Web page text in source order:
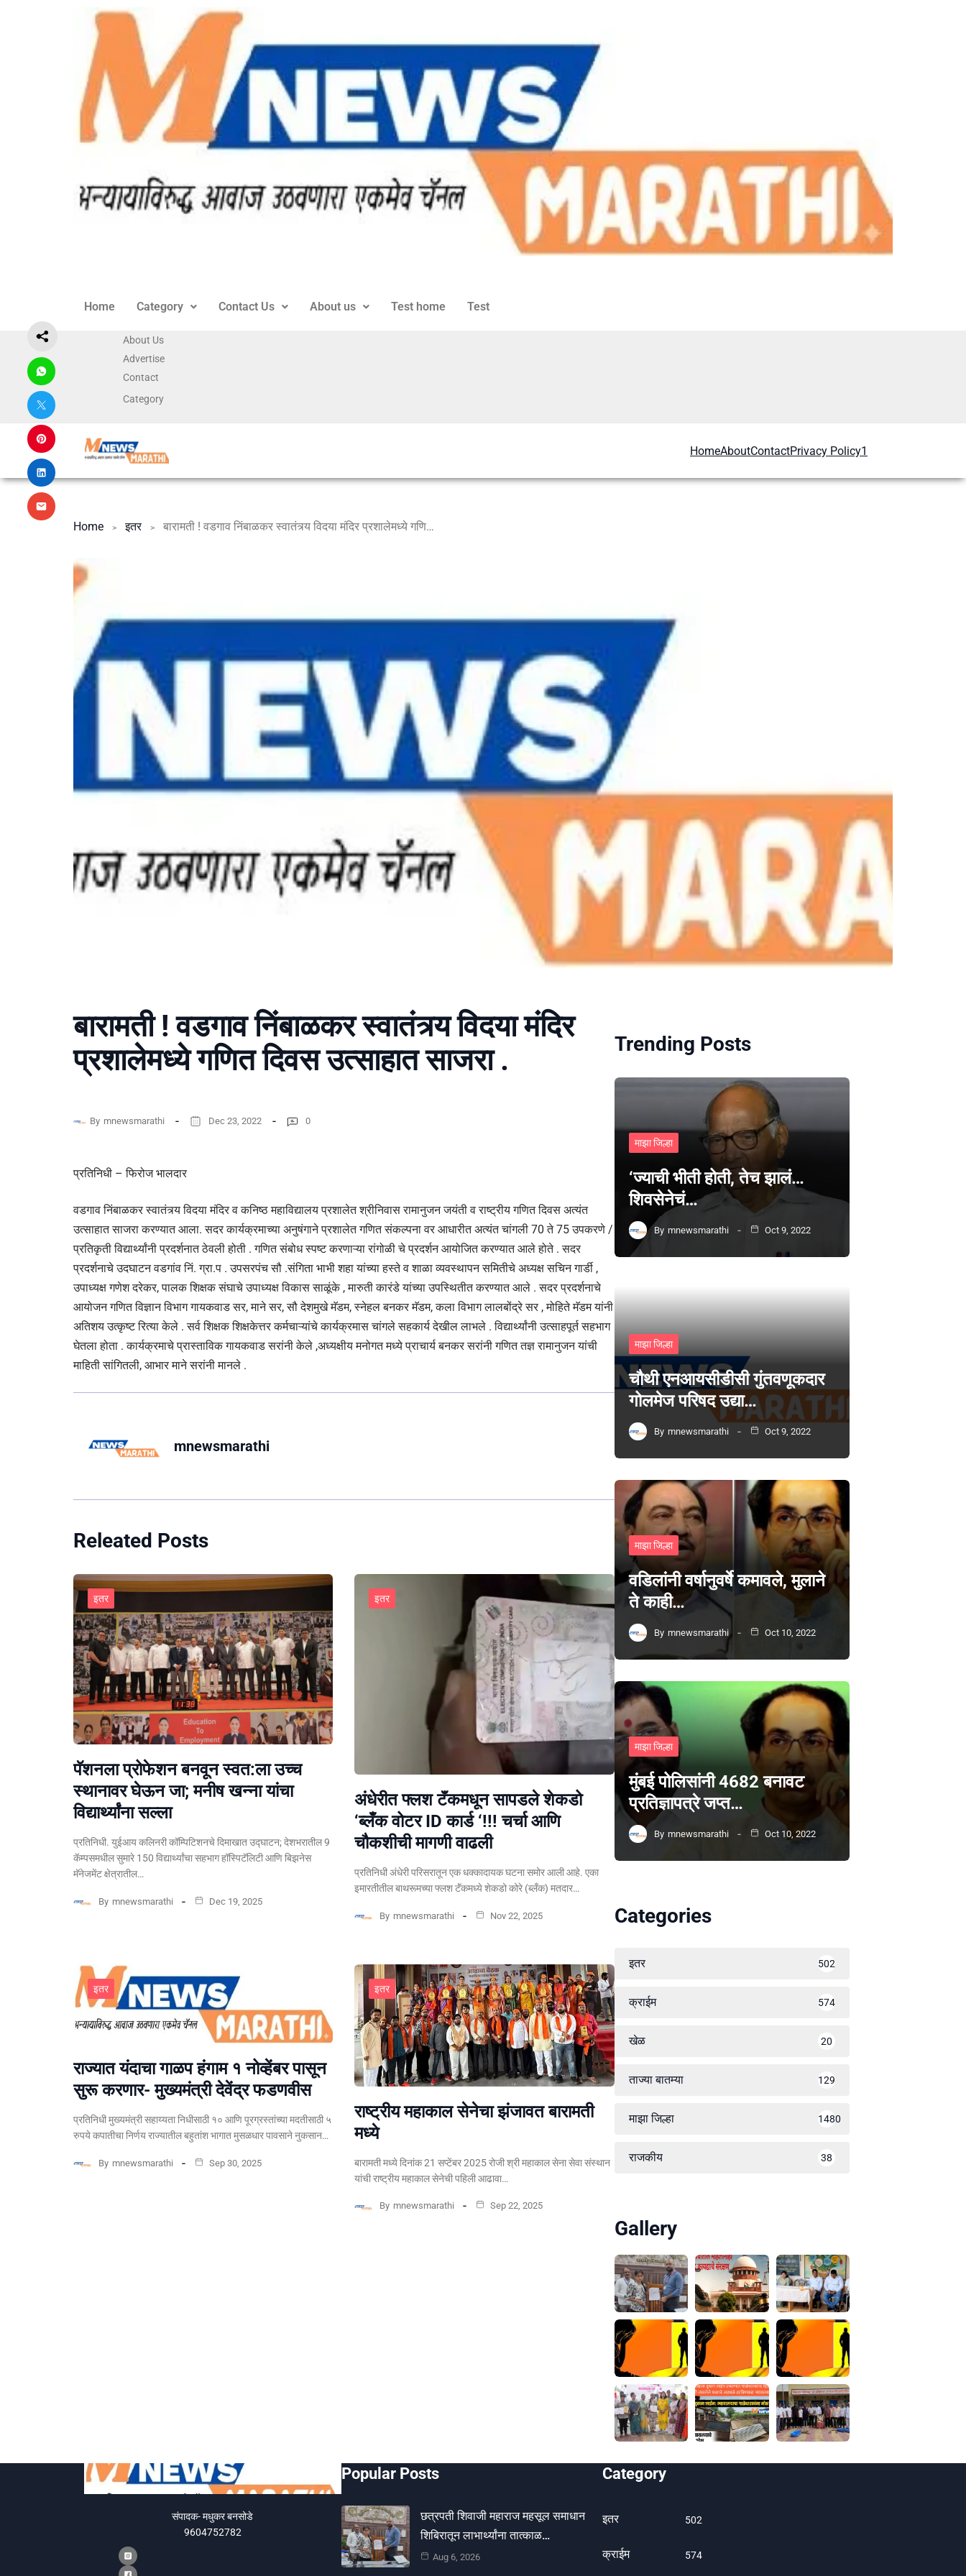
Home Category Contact Us About us Test home Test
About Us
Advertise
Contact
Category
HomeAboutContactPrivacy Policy1
Home इतर बारामती ! वडगाव निंबाळकर स्वातंत्र्य विदया मंदिर प्रशालेमध्ये गणित दिवस उत्साहात साजरा .
बारामती ! वडगाव निंबाळकर स्वातंत्र्य विदया मंदिर
प्रशालेमध्ये गणित दिवस उत्साहात साजरा .
By mnewsmarathi Dec 23, 2022 0
प्रतिनिधी – फिरोज भालदार
वडगाव निंबाळकर स्वातंत्र्य विदया मंदिर व कनिष्ठ महाविद्यालय प्रशालेत श्रीनिवास रामानुजन जयंती व राष्ट्रीय गणित दिवस अत्यंत
उत्साहात साजरा करण्यात आला. सदर कार्यक्रमाच्या अनुषंगाने प्रशालेत गणित संकल्पना वर आधारीत अत्यंत चांगली 70 ते 75 उपकरणे /
प्रतिकृती विद्यार्थ्यांनी प्रदर्शनात ठेवली होती . गणित संबोध स्पष्ट करणाऱ्या रांगोळी चे प्रदर्शन आयोजित करण्यात आले होते . सदर
प्रदर्शनाचे उदघाटन वडगांव निं. ग्रा.प . उपसरपंच सौ .संगिता भाभी शहा यांच्या हस्ते व शाळा व्यवस्थापन समितीचे अध्यक्ष सचिन गार्डी ,
उपाध्यक्ष गणेश दरेकर, पालक शिक्षक संघाचे उपाध्यक्ष विकास साळूंके , मारुती कारंडे यांच्या उपस्थितीत करण्यात आले . सदर प्रदर्शनाचे
आयोजन गणित विज्ञान विभाग गायकवाड सर, माने सर, सौ देशमुखे मॅडम, स्नेहल बनकर मॅडम, कला विभाग लालबोंद्रे सर , मोहिते मॅडम यांनी
अतिशय उत्कृष्ट रित्या केले . सर्व शिक्षक शिक्षकेत्तर कर्मचाऱ्यांचे कार्यक्रमास चांगले सहकार्य देखील लाभले . विद्यार्थ्यांनी उत्साहपूर्त सहभाग
घेतला होता . कार्यक्रमाचे प्रास्ताविक गायकवाड सरांनी केले ,अध्यक्षीय मनोगत मध्ये प्राचार्य बनकर सरांनी गणित तज्ञ रामानुजन यांची
माहिती सांगितली, आभार माने सरांनी मानले .
mnewsmarathi
Releated Posts
इतर
पॅशनला प्रोफेशन बनवून स्वत:ला उच्च
स्थानावर घेऊन जा; मनीष खन्ना यांचा
विद्यार्थ्यांना सल्ला
प्रतिनिधी. युईआय कलिनरी कॉम्पिटिशनचे दिमाखात उद्घाटन; देशभरातील 9
कॅम्पसमधील सुमारे 150 विद्यार्थ्यांचा सहभाग हॉस्पिटॅलिटी आणि बिझनेस
मॅनेजमेंट क्षेत्रातील…
By mnewsmarathi Dec 19, 2025
इतर
अंधेरीत फ्लश टॅंकमधून सापडले शेकडो
‘ब्लँक वोटर ID कार्ड ‘!!! चर्चा आणि
चौकशीची मागणी वाढली
प्रतिनिधी अंधेरी परिसरातून एक धक्कादायक घटना समोर आली आहे. एका
इमारतीतील बाथरूमच्या फ्लश टॅंकमध्ये शेकडो कोरे (ब्लँक) मतदार…
By mnewsmarathi Nov 22, 2025
इतर
राज्यात यंदाचा गाळप हंगाम १ नोव्हेंबर पासून
सुरू करणार- मुख्यमंत्री देवेंद्र फडणवीस
प्रतिनिधी मुख्यमंत्री सहाय्यता निधीसाठी १० आणि पूरग्रस्तांच्या मदतीसाठी ५
रुपये कपातीचा निर्णय राज्यातील बहुतांश भागात मुसळधार पावसाने नुकसान…
By mnewsmarathi Sep 30, 2025
इतर
राष्ट्रीय महाकाल सेनेचा झंजावत बारामती
मध्ये
बारामती मध्ये दिनांक 21 सप्टेंबर 2025 रोजी श्री महाकाल सेना सेवा संस्थान
यांची राष्ट्रीय महाकाल सेनेची पहिली आढावा…
By mnewsmarathi Sep 22, 2025
Trending Posts
माझा जिल्हा
‘ज्याची भीती होती, तेच झालं…
शिवसेनेचं…
By mnewsmarathi Oct 9, 2022
माझा जिल्हा
चौथी एनआयसीडीसी गुंतवणूकदार
गोलमेज परिषद उद्या…
By mnewsmarathi Oct 9, 2022
माझा जिल्हा
वडिलांनी वर्षानुवर्षे कमावले, मुलाने
ते काही…
By mnewsmarathi Oct 10, 2022
माझा जिल्हा
मुंबई पोलिसांनी 4682 बनावट
प्रतिज्ञापत्रे जप्त…
By mnewsmarathi Oct 10, 2022
Categories
इतर 502
क्राईम 574
खेळ 20
ताज्या बातम्या 129
माझा जिल्हा 1480
राजकीय 38
Gallery
संपादक- मधुकर बनसोडे
9604752782
Popular Posts
छत्रपती शिवाजी महाराज महसूल समाधान
शिबिरातून लाभार्थ्यांना तात्काळ…
Aug 6, 2026
Category
इतर 502
क्राईम 574